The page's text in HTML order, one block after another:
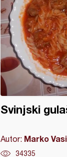
Svinjski
Autor: Marko
34335